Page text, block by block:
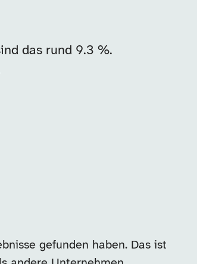
das rund 9.3 %.
gefunden haben. Das ist